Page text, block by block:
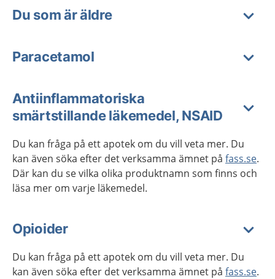
Du som är äldre
Paracetamol
Antiinflammatoriska
smärtstillande läkemedel, NSAID
Du kan fråga på ett apotek om du vill veta mer. Du
kan även söka efter det verksamma ämnet på fass.se.
Där kan du se vilka olika produktnamn som finns och
läsa mer om varje läkemedel.
Opioider
Du kan fråga på ett apotek om du vill veta mer. Du
kan även söka efter det verksamma ämnet på fass.se.